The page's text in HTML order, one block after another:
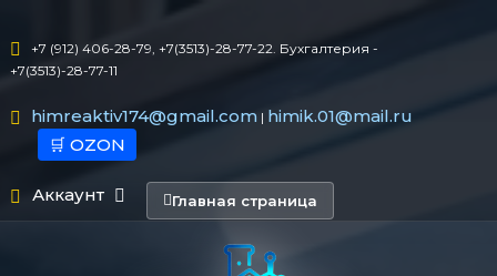
+7 (912) 406-28-79, +7(3513)-28-77-22. Бухгалтерия -
+7(3513)-28-77-11
himreaktiv174@gmail.com| himik.01@mail.ru
🛒 OZON
Аккаунт Главная страница